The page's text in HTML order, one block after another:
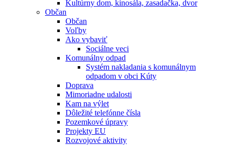
Kultúrny dom, kinosála, zasadačka, dvor
Občan
Občan
Voľby
Ako vybaviť
Sociálne veci
Komunálny odpad
Systém nakladania s komunálnym
odpadom v obci Kúty
Doprava
Mimoriadne udalosti
Kam na výlet
Dôležité telefónne čísla
Pozemkové úpravy
Projekty EU
Rozvojové aktivity